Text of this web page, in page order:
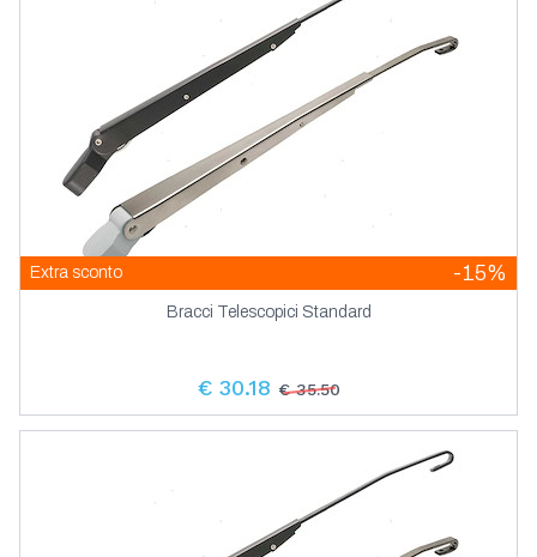
Extra sconto -15%
Bracci Telescopici Standard
€ 30.18 € 35.50